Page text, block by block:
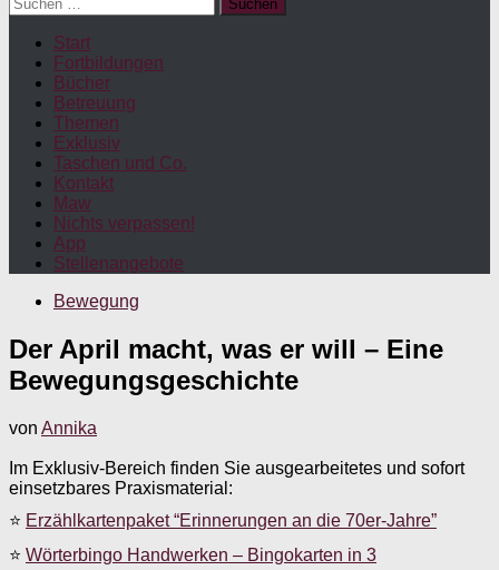
nach:
Start
Fortbildungen
Bücher
Betreuung
Themen
Exklusiv
Taschen und Co.
Kontakt
Maw
Nichts verpassen!
App
Stellenangebote
Bewegung
Der April macht, was er will – Eine
Bewegungsgeschichte
von Annika
Im Exklusiv-Bereich finden Sie ausgearbeitetes und sofort
einsetzbares Praxismaterial:
⭐ Erzählkartenpaket “Erinnerungen an die 70er-Jahre”
⭐ Wörterbingo Handwerken – Bingokarten in 3